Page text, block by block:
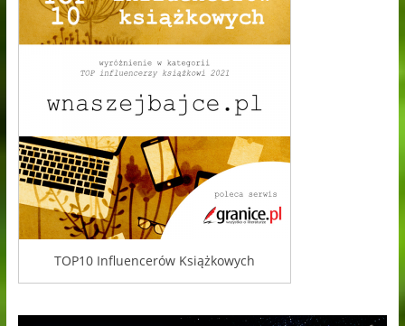
TOP10 Influencerów Książkowych